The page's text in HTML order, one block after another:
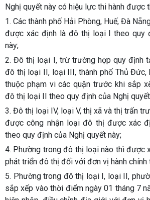
Nghị quyết này có hiệu lực thi hành được
1. Các thành phố Hải Phòng, Huế, Đà
được xác định là đô thị loại I theo quy
này;
2. Đô thị loại I, trừ trường hợp quy định
đô thị loại II, loại III, thành phố Thủ Đức,
thuộc phạm vi các quận trước khi sắp
đô thị loại II theo quy định của Nghị
3. Đô thị loại IV, loại V, thị xã và thị trấn
được công nhận loại đô thị được xác
theo quy định của Nghị quyết này;
4. Phường trong đô thị loại nào thì được
phát triển đô thị đối với đơn vị hành
5. Phường trong đô thị loại I, loại II,
sắp xếp vào thời điểm ngày 01 tháng 7